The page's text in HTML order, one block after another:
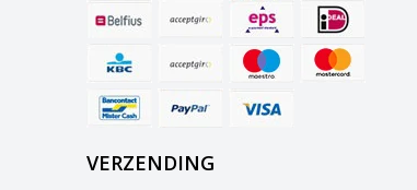
VERZENDING